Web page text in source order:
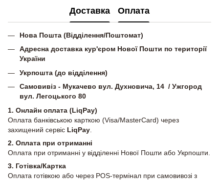
Доставка Оплата
Нова Пошта (Відділення/Поштомат)
Адресна доставка кур'єром Нової Пошти по території
України
Укрпошта (до відділення)
Самовивіз - Мукачево вул. Духновича, 14 / Ужгород
вул. Легоцького 80
1. Онлайн оплата (LiqPay)
Оплата банківською карткою (Visa/MasterCard) через
захищений сервіс LiqPay
2. Оплата при отриманні
Оплата при отриманні у відділенні Нової Пошти або Укрпошти.
3. Готівка/Картка
Оплата готівкою або через POS-термінал при самовивозі з